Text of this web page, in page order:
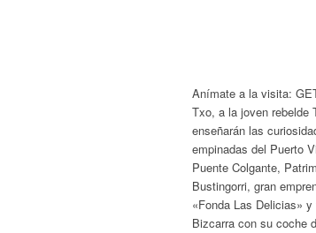
Anímate a la visita:
Txo, a la joven rebelde
enseñarán las
empinadas del Puerto
Puente Colgante,
Bustingorri, gran
«Fonda Las Delicias»
Bizcarra con su coche